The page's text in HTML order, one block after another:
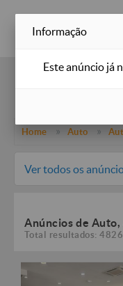
Home Auto
Ver todos os
Anúncios de
Total resultados:
Informação
Este anúncio já